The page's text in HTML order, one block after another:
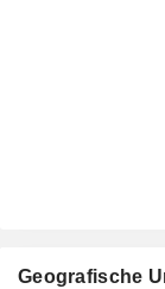
Geografische